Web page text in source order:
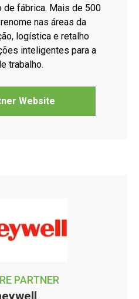
de fábrica. Mais de 500
nas áreas da
logística e retalho
inteligentes para a
trabalho.
Website
PARTNER